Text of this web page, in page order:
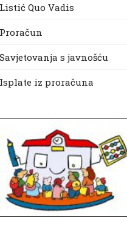
Listić Quo Vadis
Proračun
Savjetovanja s javnošću
Isplate iz proračuna